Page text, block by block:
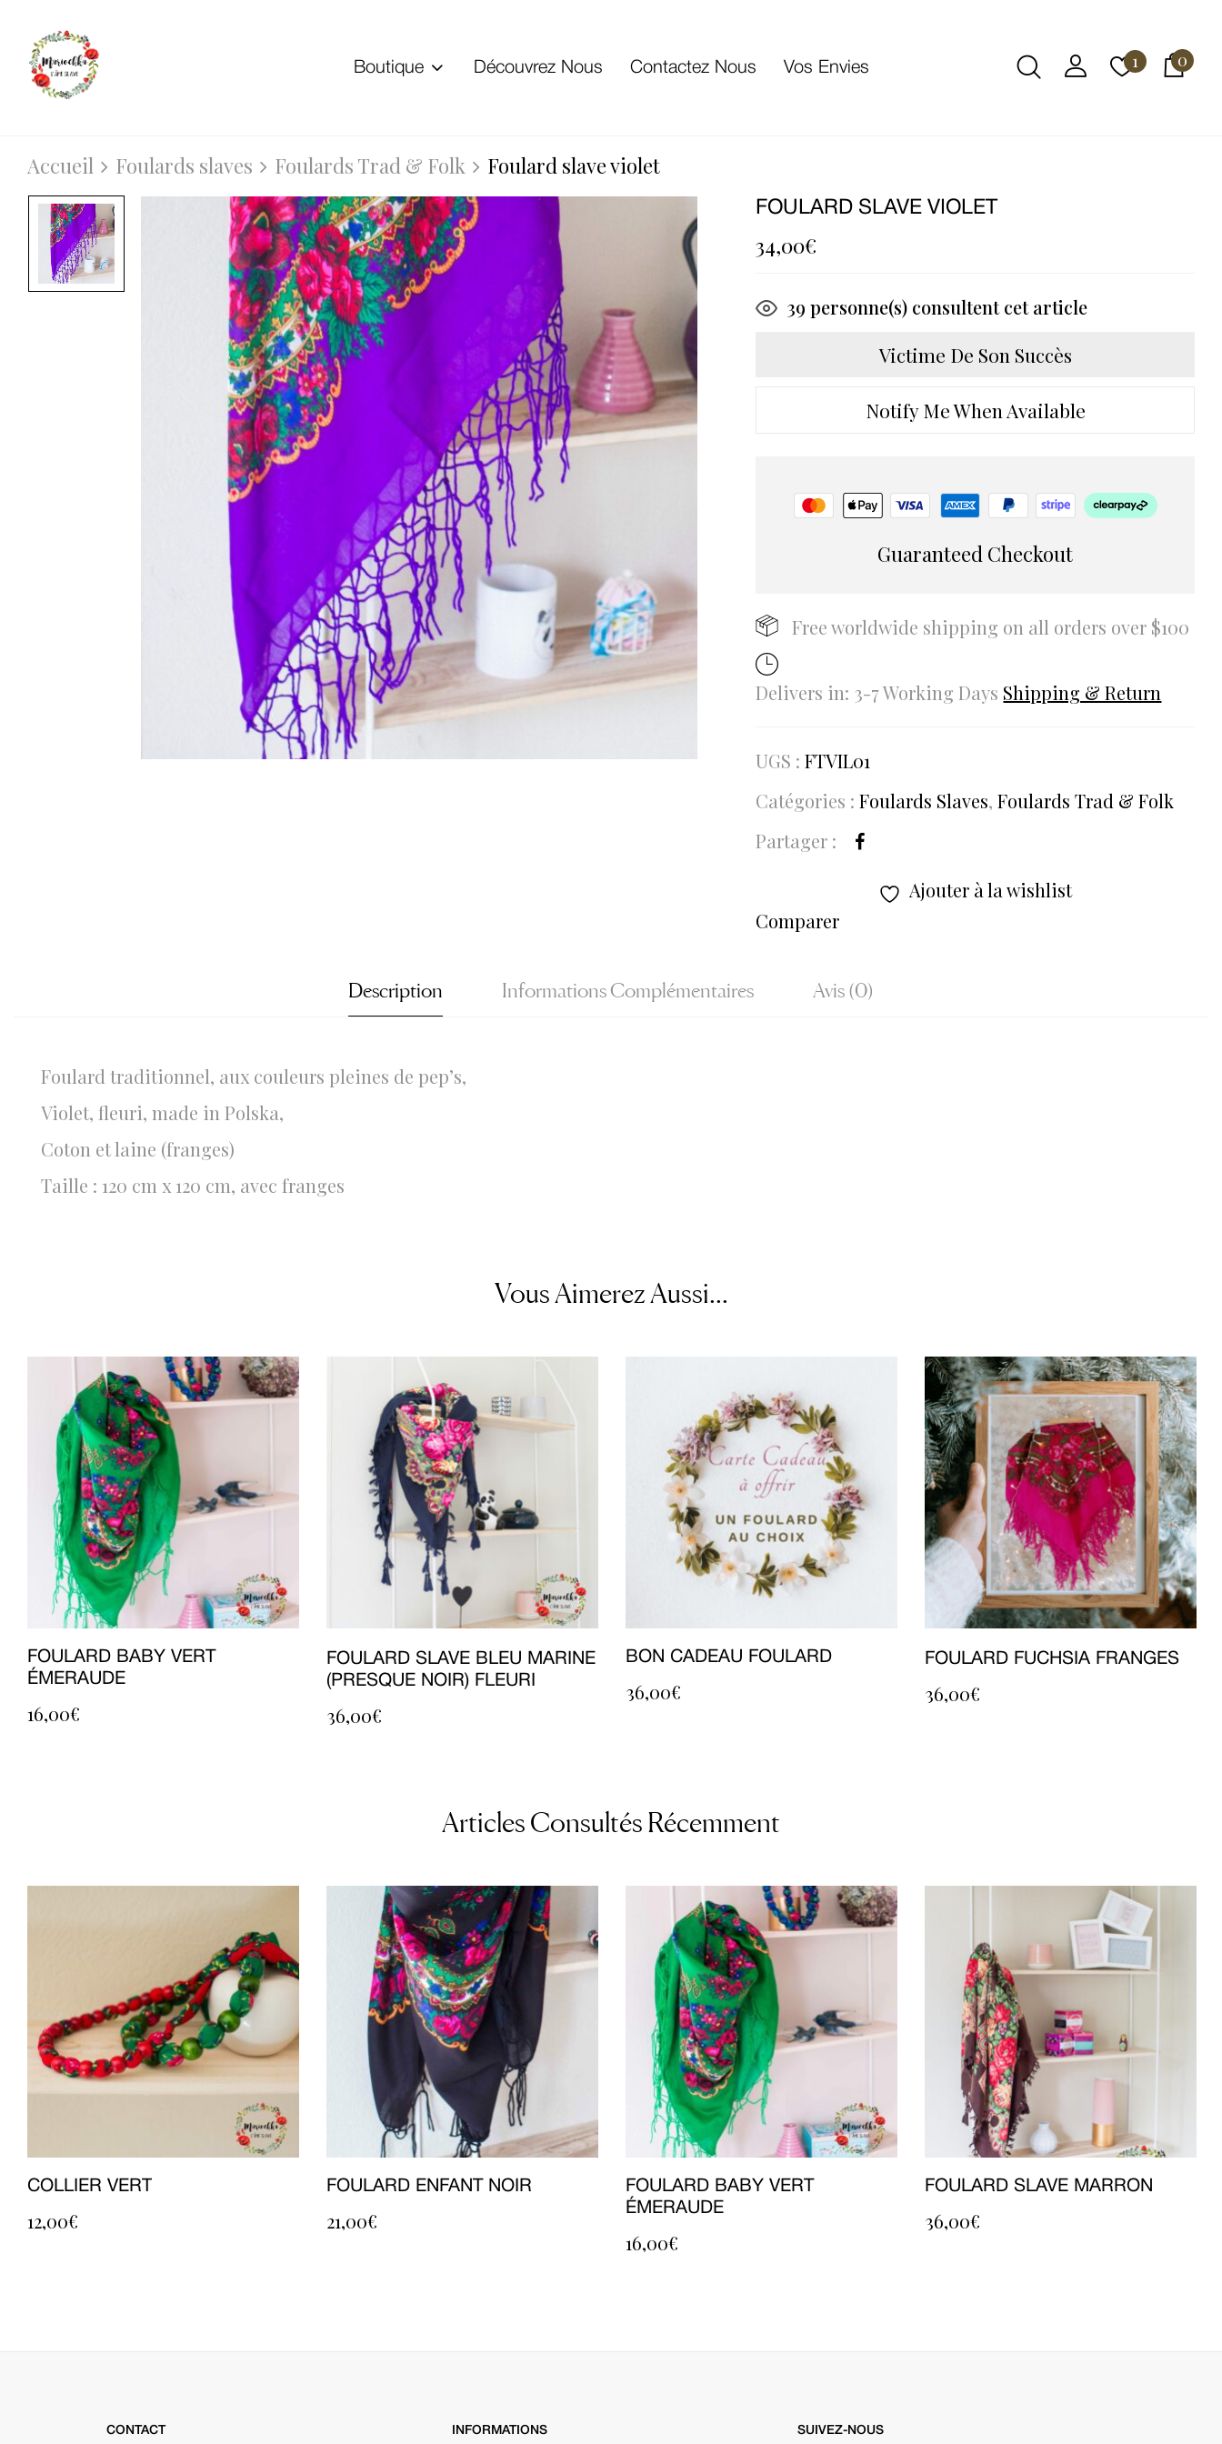
Boutique Découvrez Nous Contactez Nous Vos Envies 1 0
Accueil Foulards slaves Foulards Trad & Folk Foulard slave violet
FOULARD SLAVE VIOLET
34,00€
39 personne(s) consultent cet article
Victime De Son Succès
Notify Me When Available
Guaranteed Checkout
Free worldwide shipping on all orders over $100
Delivers in: 3-7 Working Days Shipping & Return
UGS :FTVIL01
Catégories :Foulards Slaves,Foulards Trad & Folk
Partager :
Ajouter à la wishlist
Comparer
Description Informations Complémentaires Avis (0)
Foulard traditionnel, aux couleurs pleines de pep’s,
Violet, fleuri, made in Polska,
Coton et laine (franges)
Taille : 120 cm x 120 cm, avec franges
Vous Aimerez Aussi...
FOULARD BABY VERT
ÉMERAUDE
16,00€
FOULARD SLAVE BLEU MARINE
(PRESQUE NOIR) FLEURI
36,00€
BON CADEAU FOULARD
36,00€
FOULARD FUCHSIA FRANGES
36,00€
Articles Consultés Récemment
COLLIER VERT
12,00€
FOULARD ENFANT NOIR
21,00€
FOULARD BABY VERT
ÉMERAUDE
16,00€
FOULARD SLAVE MARRON
36,00€
CONTACT INFORMATIONS SUIVEZ-NOUS